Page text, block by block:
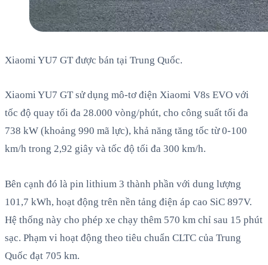
Xiaomi YU7 GT được bán tại Trung Quốc.
Xiaomi YU7 GT sử dụng mô-tơ điện Xiaomi V8s EVO với
tốc độ quay tối đa 28.000 vòng/phút, cho công suất tối đa
738 kW (khoảng 990 mã lực), khả năng tăng tốc từ 0-100
km/h trong 2,92 giây và tốc độ tối đa 300 km/h.
Bên cạnh đó là pin lithium 3 thành phần với dung lượng
101,7 kWh, hoạt động trên nền tảng điện áp cao SiC 897V.
Hệ thống này cho phép xe chạy thêm 570 km chỉ sau 15 phút
sạc. Phạm vi hoạt động theo tiêu chuẩn CLTC của Trung
Quốc đạt 705 km.